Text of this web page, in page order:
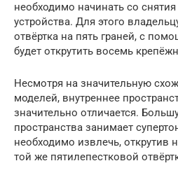
необходимо начинать со
устройства. Для этого
отвёртка на пять граней, с
будет открутить восемь
Несмотря на значительную
моделей, внутреннее
значительно отличается.
пространства занимает
необходимо извлечь, открутив
той же пятилепестковой